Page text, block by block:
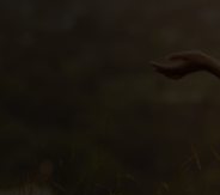
Pacotes de Férias